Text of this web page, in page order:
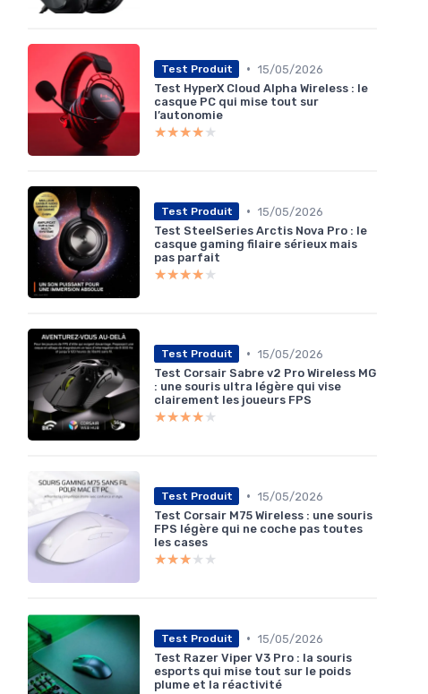
Test Produit • 15/05/2026
Test HyperX Cloud Alpha Wireless : le
casque PC qui mise tout sur
l’autonomie
★★★★★
★★★★★
Test Produit • 15/05/2026
Test SteelSeries Arctis Nova Pro : le
casque gaming filaire sérieux mais
pas parfait
★★★★★
★★★★★
Test Produit • 15/05/2026
Test Corsair Sabre v2 Pro Wireless MG
: une souris ultra légère qui vise
clairement les joueurs FPS
★★★★★
★★★★★
Test Produit • 15/05/2026
Test Corsair M75 Wireless : une souris
FPS légère qui ne coche pas toutes
les cases
★★★★★
★★★★★
Test Produit • 15/05/2026
Test Razer Viper V3 Pro : la souris
esports qui mise tout sur le poids
plume et la réactivité